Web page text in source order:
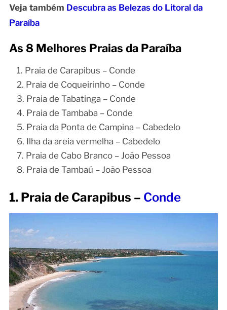
Veja também Descubra as Belezas do Litoral da
Paraíba
As 8 Melhores Praias da Paraíba
Praia de Carapibus – Conde
Praia de Coqueirinho – Conde
Praia de Tabatinga – Conde
Praia de Tambaba – Conde
Praia da Ponta de Campina – Cabedelo
Ilha da areia vermelha – Cabedelo
Praia de Cabo Branco – João Pessoa
Praia de Tambaú – João Pessoa
1. Praia de Carapibus – Conde